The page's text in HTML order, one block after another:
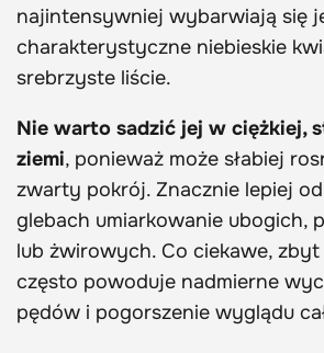
najintensywniej wybarwiają się
charakterystyczne niebieskie
srebrzyste liście.
Nie warto sadzić jej w ciężkiej,
ziemi, ponieważ może słabiej
zwarty pokrój. Znacznie lepiej
glebach umiarkowanie ubogich,
lub żwirowych. Co ciekawe, zbyt
często powoduje nadmierne
pędów i pogorszenie wyglądu